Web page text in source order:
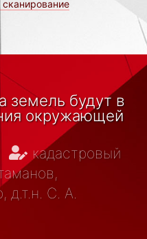
земель будут в
окружающей
кадастровый
д.т.н. С. А.